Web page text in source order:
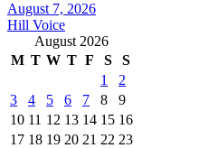
August 7, 2026
Hill Voice
August 2026
M T W T F S
S
1
2
3
4 5 6 7 8
9
10 11 12 13 14 15 16
17 18 19 20 21 22 23